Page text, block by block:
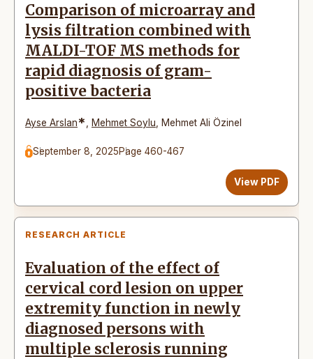
Comparison of microarray and
lysis filtration combined with
MALDI-TOF MS methods for
rapid diagnosis of gram-
positive bacteria
Ayse Arslan* Mehmet Soylu Mehmet Ali Özinel
September 8, 2025Page 460-467
View PDF
RESEARCH ARTICLE
Evaluation of the effect of
cervical cord lesion on upper
extremity function in newly
diagnosed persons with
multiple sclerosis running